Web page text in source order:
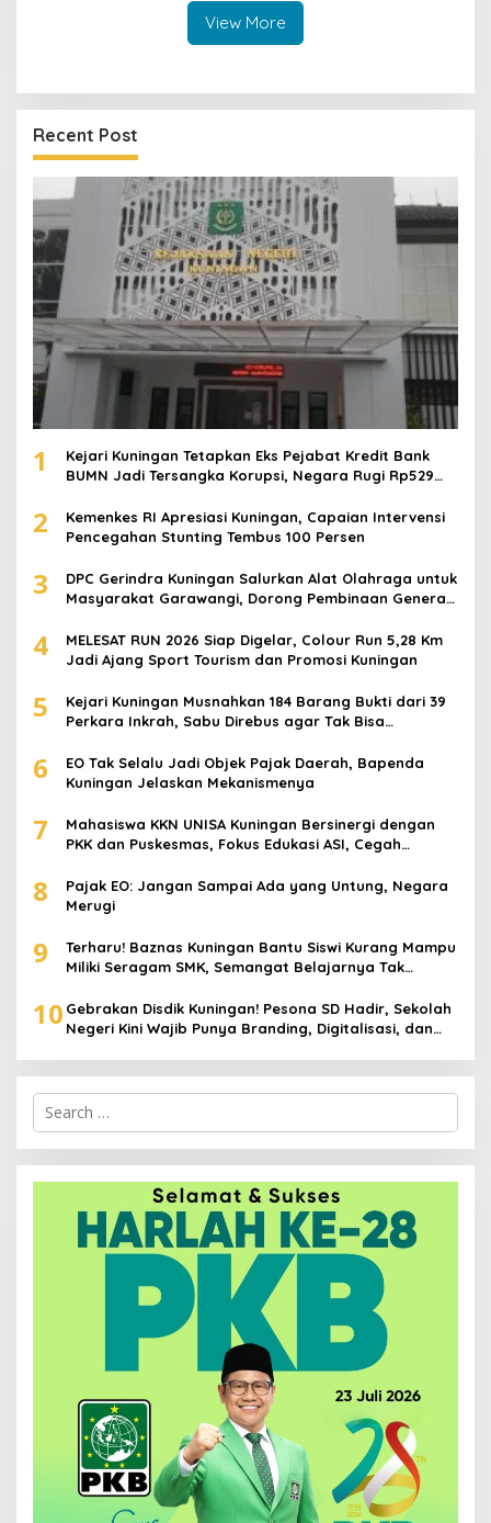
View More
Recent Post
1
Kejari Kuningan Tetapkan Eks Pejabat Kredit Bank
BUMN Jadi Tersangka Korupsi, Negara Rugi Rp529
2
Kemenkes RI Apresiasi Kuningan, Capaian Intervensi
Pencegahan Stunting Tembus 100 Persen
3
DPC Gerindra Kuningan Salurkan Alat Olahraga untuk
Masyarakat Garawangi, Dorong Pembinaan Generasi
4
MELESAT RUN 2026 Siap Digelar, Colour Run 5,28 Km
Jadi Ajang Sport Tourism dan Promosi Kuningan
5
Kejari Kuningan Musnahkan 184 Barang Bukti dari 39
Perkara Inkrah, Sabu Direbus agar Tak Bisa
6
EO Tak Selalu Jadi Objek Pajak Daerah, Bapenda
Kuningan Jelaskan Mekanismenya
7
Mahasiswa KKN UNISA Kuningan Bersinergi dengan
PKK dan Puskesmas, Fokus Edukasi ASI, Cegah
8
Pajak EO: Jangan Sampai Ada yang Untung, Negara
Merugi
9
Terharu! Baznas Kuningan Bantu Siswi Kurang Mampu
Miliki Seragam SMK, Semangat Belajarnya Tak
10 Gebrakan Disdik Kuningan! Pesona SD Hadir, Sekolah
Negeri Kini Wajib Punya Branding, Digitalisasi, dan
Search
for: